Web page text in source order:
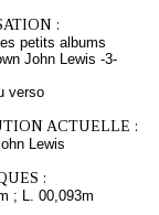
:
petits albums
John Lewis -3-
verso
ACTUELLE :
Lewis
:
; L. 00,093m